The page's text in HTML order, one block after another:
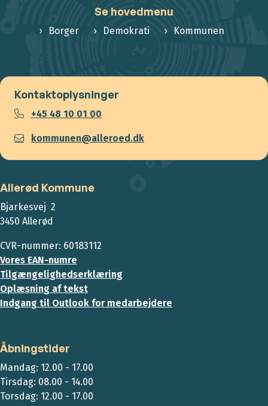
Se hovedmenu
Borger Demokrati Kommunen
Kontaktoplysninger
+45 48 10 01 00
kommunen@alleroed.dk
Allerød Kommune
Bjarkesvej 2
3450 Allerød
CVR-nummer: 60183112
Vores EAN-numre
Tilgængelighedserklæring
Oplæsning af tekst
Indgang til Outlook for medarbejdere
Åbningstider
Mandag: 12.00 - 17.00
Tirsdag: 08.00 - 14.00
Torsdag: 12.00 - 17.00